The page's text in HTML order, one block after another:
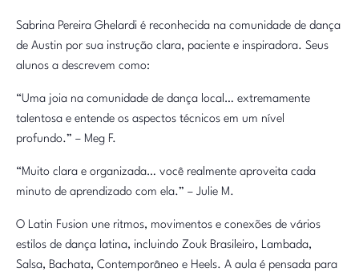
Sabrina Pereira Ghelardi é reconhecida na comunidade de dança
de Austin por sua instrução clara, paciente e inspiradora. Seus
alunos a descrevem como:
“Uma joia na comunidade de dança local… extremamente
talentosa e entende os aspectos técnicos em um nível
profundo.” – Meg F.
“Muito clara e organizada… você realmente aproveita cada
minuto de aprendizado com ela.” – Julie M.
O Latin Fusion une ritmos, movimentos e conexões de vários
estilos de dança latina, incluindo Zouk Brasileiro, Lambada,
Salsa, Bachata, Contemporâneo e Heels. A aula é pensada para